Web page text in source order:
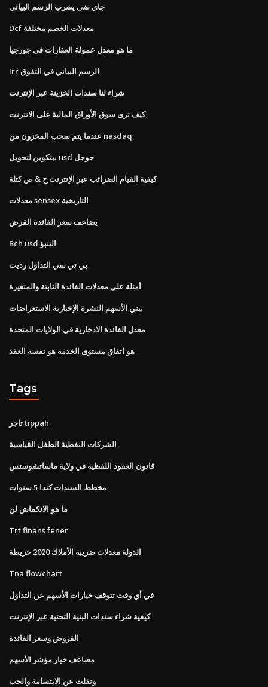
جاي ضى يضرب الرسم البياني
Dcf معدلات الخصم مختلفة
ما هو معدل عمولة العقارات في جورجيا
Irr الرسم البياني في التفوق
شراء لنا سندات الخزينة عبر الإنترنت
كيف ترى سوق الأوراق المالية على الانترنت
عندما يتم سحب المخزون من nasdaq
بيتكوين لتحويل usd جوجل
كيفية القيام الضرائب عبر الإنترنت ح & ص كتلة
معدلات sensex التاريخية
يضاعف سعر الفائدة القرض
Bch usd التنبؤ
بي تي سي التداول رديت
أمثلة على معدلات الفائدة الثابتة والمتغيرة
بيني الأسهم النشرة الإخبارية الاستعراضات
معدل الفائدة الادخارية في الولايات المتحدة
هو اتفاق مستوى الخدمة هو نفسه العقد
Tags
تاجر tippah
الشركات النفطية الطفل القياسية
قانون العقود اللفظية في ولاية ماساتشوستس
مخطط السندات كندا 5 سنوات
ما هو الانكماش لن
Trt finans fener
الدولة معدلات ضريبة الأملاك 2020 خريطة
Tna flowchart
في أي وقت تتوقف خيارات الأسهم عن التداول
كيفية شراء سندات البنية التحتية عبر الإنترنت
القروض وسعر الفائدة
مضاعف خيار مؤشر الأسهم
ونقلت عن الابتسامة والحب